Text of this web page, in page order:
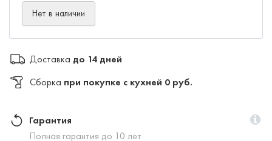
Нет в наличии
Доставка до 14 дней
Сборка при покупке с кухней 0 руб.
Гарантия
Полная гарантия до 10 лет